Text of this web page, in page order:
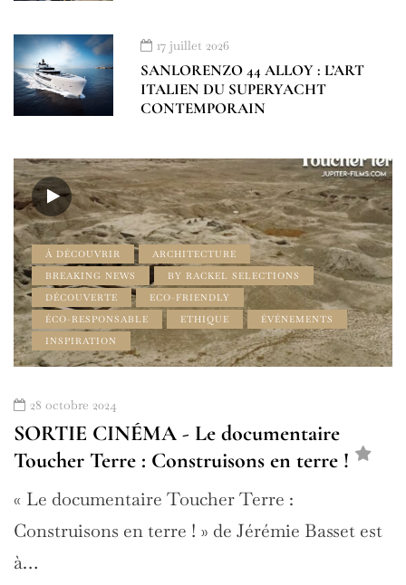
17 juillet 2026
SANLORENZO 44 ALLOY : L’ART
ITALIEN DU SUPERYACHT
CONTEMPORAIN
À DÉCOUVRIR
ARCHITECTURE
BREAKING NEWS
BY RACKEL SELECTIONS
DÉCOUVERTE
ECO-FRIENDLY
ÉCO-RESPONSABLE
ETHIQUE
ÉVÉNEMENTS
INSPIRATION
28 octobre 2024
SORTIE CINÉMA - Le documentaire
Toucher Terre : Construisons en terre !
« Le documentaire Toucher Terre :
Construisons en terre ! » de Jérémie Basset est
à…